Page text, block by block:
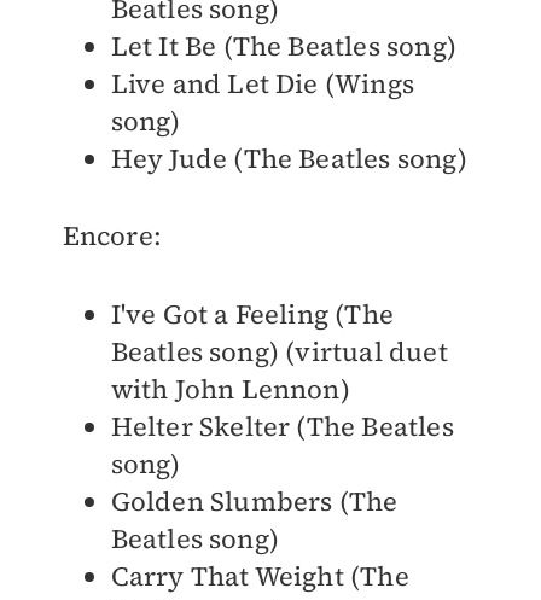
Beatles song)
Let It Be (The Beatles song)
Live and Let Die (Wings
song)
Hey Jude (The Beatles song)
Encore:
I've Got a Feeling (The
Beatles song) (virtual duet
with John Lennon)
Helter Skelter (The Beatles
song)
Golden Slumbers (The
Beatles song)
Carry That Weight (The